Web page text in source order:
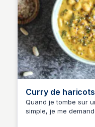
Curry de
Quand je tombe sur
simple, je me